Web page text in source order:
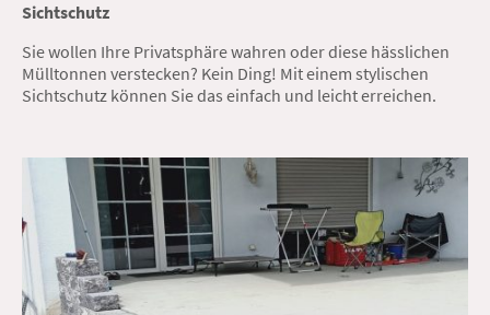
Sichtschutz
Sie wollen Ihre Privatsphäre wahren oder diese hässlichen
Mülltonnen verstecken? Kein Ding! Mit einem stylischen
Sichtschutz können Sie das einfach und leicht erreichen.